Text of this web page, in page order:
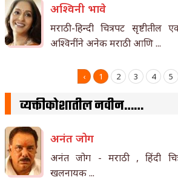
अश्विनी भावे
मराठी-हिन्दी चित्रपट सृष्टीतील
अश्विनींने अनेक मराठी आणि ...
‹ 1 2 3 4 5
व्यक्तीकोशातील नवीन……
अनंत जोग
अनंत जोग - मराठी , हिंदी
खलनायक ...